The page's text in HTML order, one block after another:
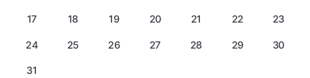
17 18 19 20 21 22 23
24 25 26 27 28 29 30
31